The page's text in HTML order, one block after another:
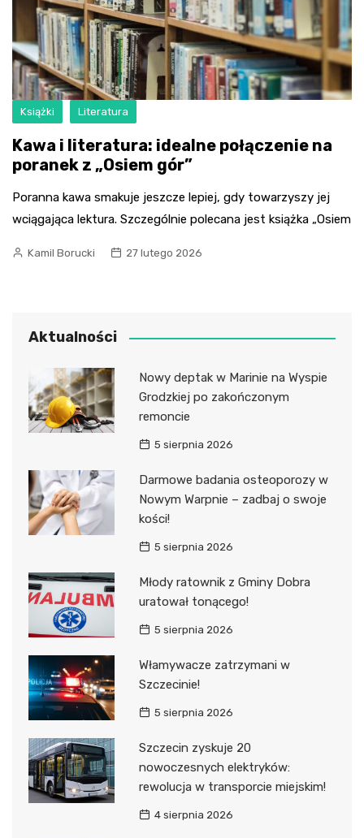
Książki Literatura
Kawa i literatura: idealne połączenie na
poranek z „Osiem gór”
Poranna kawa smakuje jeszcze lepiej, gdy towarzyszy jej
wciągająca lektura. Szczególnie polecana jest książka „Osiem
Kamil Borucki 27 lutego 2026
Aktualności
Nowy deptak w Marinie na Wyspie
Grodzkiej po zakończonym
remoncie
5 sierpnia 2026
Darmowe badania osteoporozy w
Nowym Warpnie – zadbaj o swoje
kości!
5 sierpnia 2026
Młody ratownik z Gminy Dobra
uratował tonącego!
5 sierpnia 2026
Włamywacze zatrzymani w
Szczecinie!
5 sierpnia 2026
Szczecin zyskuje 20
nowoczesnych elektryków:
rewolucja w transporcie miejskim!
4 sierpnia 2026